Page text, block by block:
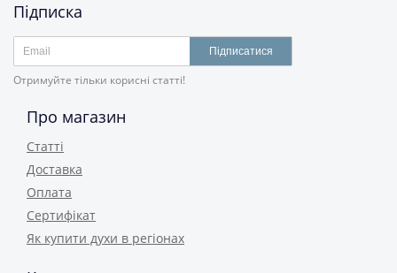
Підписка
Підписатися
Отримуйте тільки корисні статті!
Про магазин
Статті
Доставка
Оплата
Сертифікат
Як купити духи в регіонах